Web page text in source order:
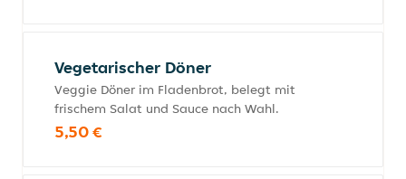
Vegetarischer Döner
Veggie Döner im Fladenbrot, belegt mit
frischem Salat und Sauce nach Wahl.
5,50 €